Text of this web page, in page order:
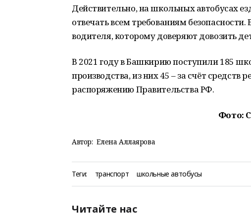
Действительно, на школьных автобусах
отвечать всем требованиям
водителя, которому доверяют довозить
В 2021 году в Башкирию поступили 185
производства, из них 45 – за счёт средств
распоряжению Правительства РФ.
Фото:
Автор: Елена Аллаярова
Теги: транспорт школьные автобусы
Читайте нас